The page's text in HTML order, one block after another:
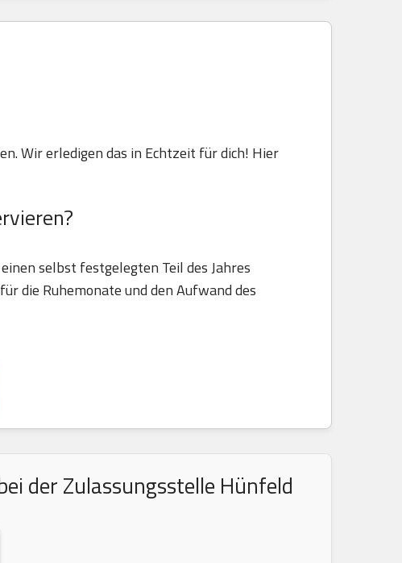
Wir erledigen das in Echtzeit für dich! Hier
selbst festgelegten Teil des Jahres
die Ruhemonate und den Aufwand des
der Zulassungsstelle Hünfeld